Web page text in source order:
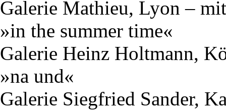
Galerie Mathieu, Lyon –
»in the summer time«
Galerie Heinz Holtmann,
»na und«
Galerie Siegfried Sander,